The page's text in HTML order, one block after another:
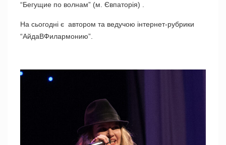
“Бегущие по волнам” (м. Євпаторія) .
На сьогодні є автором та ведучою інтернет-рубрики
“АйдаВФилармонию”.